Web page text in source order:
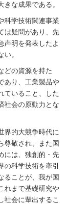
な成果である。
科学技術関連事業
は疑問があり、先
声明を発表したよ
。
どの資源を持た
あり、工業製品や
ていること、した
社会の原動力とな
界的大競争時代に
尊敬され、また国
には、独創的・先
科学技術を牽引
ることが、我が国
れまで基礎研究や
社会に輩出するこ